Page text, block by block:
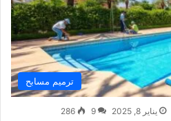
ترميم مسابح
يناير 8, 2025 9
286